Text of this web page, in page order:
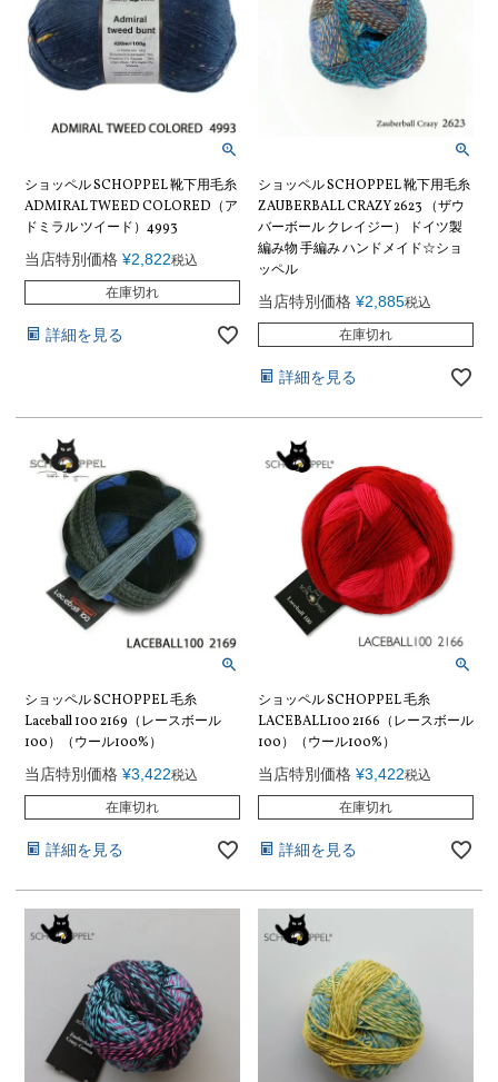
ショッペル SCHOPPEL 靴下用毛糸
ADMIRAL TWEED COLORED（ア
ドミラル ツイード）4993
当店特別価格 ¥2,822税込
在庫切れ
詳細を見る
ショッペル SCHOPPEL 靴下用毛糸
ZAUBERBALL CRAZY 2623 （ザウ
バーボール クレイジー） ドイツ製
編み物 手編み ハンドメイド☆ショ
ッペル
当店特別価格 ¥2,885税込
在庫切れ
詳細を見る
ショッペル SCHOPPEL 毛糸
Laceball 100 2169（レースボール
100）（ウール100%）
当店特別価格 ¥3,422税込
在庫切れ
詳細を見る
ショッペル SCHOPPEL 毛糸
LACEBALL100 2166（レースボール
100）（ウール100%）
当店特別価格 ¥3,422税込
在庫切れ
詳細を見る